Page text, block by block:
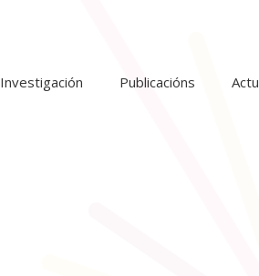
Investigación Publicacións